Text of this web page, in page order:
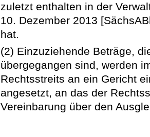
zuletzt enthalten in der
10. Dezember 2013
hat.
(2) Einzuziehende Beträge,
übergegangen sind, werden
Rechtsstreits an ein Gericht
angesetzt, an das der
Vereinbarung über den